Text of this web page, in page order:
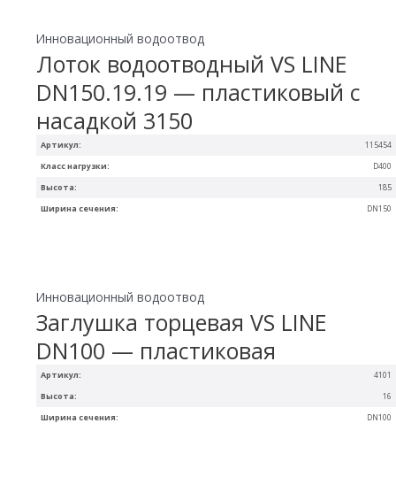
Артикул: 115454
Ширина сечения: DN150
Высота: 185
Класс нагрузки: D400
Инновационный водоотвод
Лоток водоотводный VS LINE
DN150.19.19 — пластиковый с
насадкой 3150
Артикул: 4101
Ширина сечения: DN100
Высота: 16
Инновационный водоотвод
Заглушка торцевая VS LINE
DN100 — пластиковая